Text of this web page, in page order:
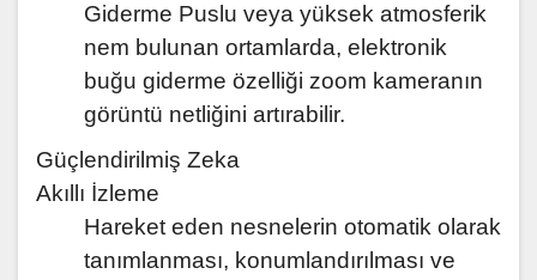
Giderme Puslu veya yüksek atmosferik
nem bulunan ortamlarda, elektronik
buğu giderme özelliği zoom kameranın
görüntü netliğini artırabilir.
Güçlendirilmiş Zeka
Akıllı İzleme
Hareket eden nesnelerin otomatik olarak
tanımlanması, konumlandırılması ve